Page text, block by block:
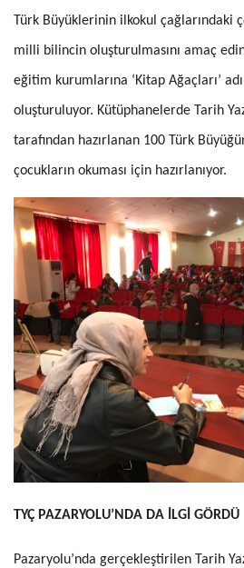
Türk Büyüklerinin ilkokul çağlarındaki
milli bilincin oluşturulmasını amaç
eğitim kurumlarına ‘Kitap Ağaçları’
oluşturuluyor. Kütüphanelerde Tarih
tarafından hazırlanan 100 Türk
çocukların okuması için hazırlanıyor.
TYÇ PAZARYOLU’NDA DA İLGİ GÖRDÜ
Pazaryolu’nda gerçekleştirilen Tarih